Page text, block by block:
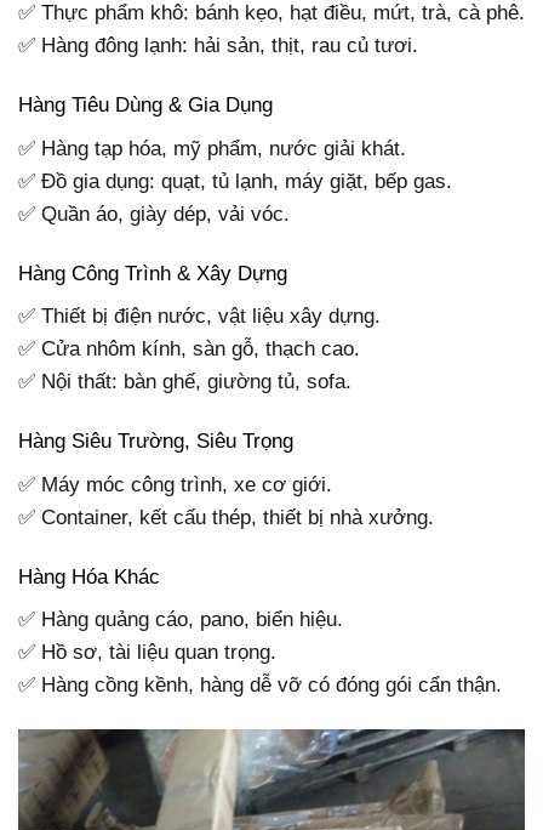
✅ Thực phẩm khô: bánh kẹo, hạt điều, mứt, trà, cà phê.
✅ Hàng đông lạnh: hải sản, thịt, rau củ tươi.
Hàng Tiêu Dùng & Gia Dụng
✅ Hàng tạp hóa, mỹ phẩm, nước giải khát.
✅ Đồ gia dụng: quạt, tủ lạnh, máy giặt, bếp gas.
✅ Quần áo, giày dép, vải vóc.
Hàng Công Trình & Xây Dựng
✅ Thiết bị điện nước, vật liệu xây dựng.
✅ Cửa nhôm kính, sàn gỗ, thạch cao.
✅ Nội thất: bàn ghế, giường tủ, sofa.
Hàng Siêu Trường, Siêu Trọng
✅ Máy móc công trình, xe cơ giới.
✅ Container, kết cấu thép, thiết bị nhà xưởng.
Hàng Hóa Khác
✅ Hàng quảng cáo, pano, biển hiệu.
✅ Hồ sơ, tài liệu quan trọng.
✅ Hàng cồng kềnh, hàng dễ vỡ có đóng gói cẩn thận.